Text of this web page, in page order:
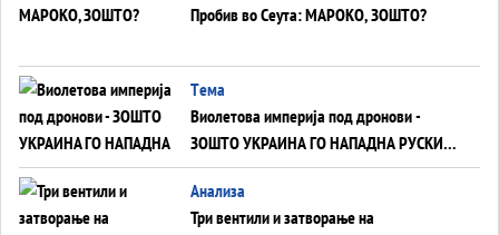
Пробив во Сеута: МАРОКО, ЗОШТО?
Tема
Виолетова империја под дронови -
ЗОШТО УКРАИНА ГО НАПАДНА РУСКИОТ
WILDBERRIES
Aнализа
Три вентили и затворање на